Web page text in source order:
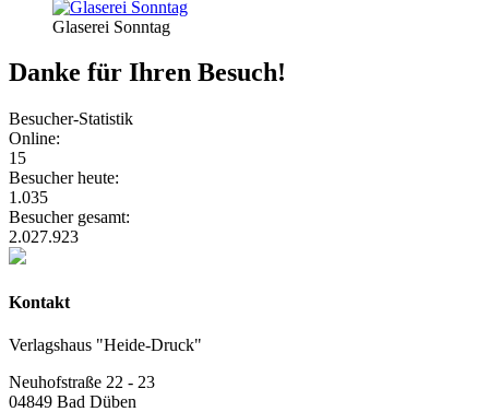
Glaserei Sonntag
Danke für Ihren Besuch!
Besucher-Statistik
Online:
15
Besucher heute:
1.035
Besucher gesamt:
2.027.923
Kontakt
Verlagshaus "Heide-Druck"
Neuhofstraße 22 - 23
04849 Bad Düben